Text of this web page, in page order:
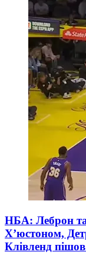
НБА: Леброн
Х’юстоном,
Клівленд